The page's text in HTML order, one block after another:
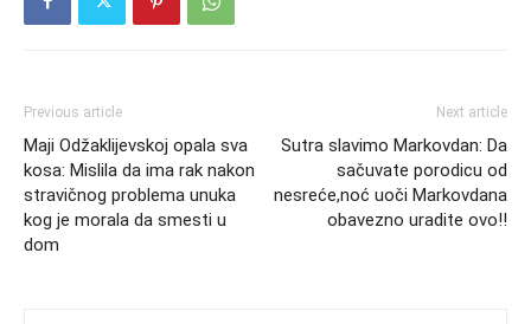
Previous article
Maji Odžaklijevskoj opala sva
kosa: Mislila da ima rak nakon
stravičnog problema unuka
kog je morala da smesti u
dom
Next article
Sutra slavimo Markovdan: Da
sačuvate porodicu od
nesreće,noć uoči Markovdana
obavezno uradite ovo!!